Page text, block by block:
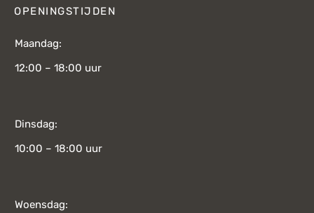
OPENINGSTIJDEN
Maandag:
12:00 – 18:00 uur
Dinsdag:
10:00 – 18:00 uur
Woensdag: